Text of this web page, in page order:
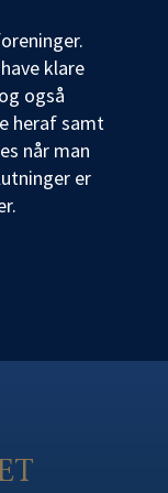
klare
også
heraf samt
når man
er